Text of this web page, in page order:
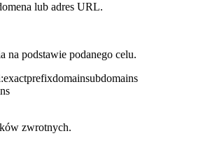
lub adres URL.
na podstawie podanego celu.
:exactprefixdomainsubdomains
zwrotnych.